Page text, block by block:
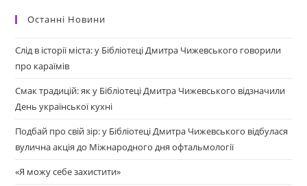
Останні Новини
Слід в історії міста: у Бібліотеці Дмитра Чижевського говорили
про караїмів
Смак традицій: як у Бібліотеці Дмитра Чижевського відзначили
День української кухні
Подбай про свій зір: у Бібліотеці Дмитра Чижевського відбулася
вулична акція до Міжнародного дня офтальмології
«Я можу себе захистити»